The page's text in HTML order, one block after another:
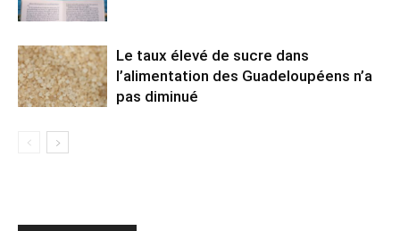
Le taux élevé de sucre dans
l’alimentation des Guadeloupéens n’a
pas diminué